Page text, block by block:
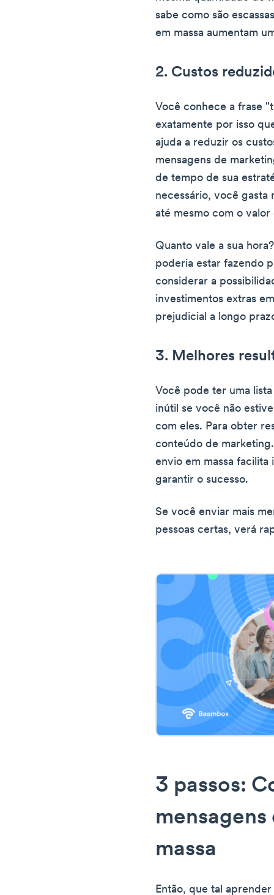
sabe como são
em massa aumentam
2. Custos
Você conhece a frase
exatamente por isso
ajuda a reduzir os
mensagens de
de tempo de sua
necessário, você gasta
até mesmo com o
Quanto vale a sua
poderia estar fazendo
considerar a
investimentos extras
prejudicial a longo
3. Melhores
Você pode ter uma
inútil se você não
com eles. Para obter
conteúdo de
envio em massa facilita
garantir o sucesso.
Se você enviar mais
pessoas certas, verá
3 passos:
massa
Então, que tal